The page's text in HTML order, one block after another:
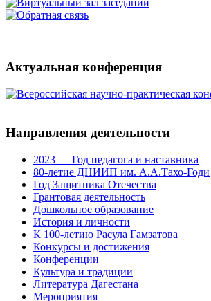
Актуальная конференция
Направления деятельности
2023 — Год педагога и наставника
80-летие ДНИИП им. А.А.Тахо-Годи
Год Защитника Отечества
Грантовая деятельность
Дошкольное образование
История и личности
К 100-летию Расула Гамзатова
Конкурсы и достижения
Конференции
Культура и традиции
Литература Дагестана
Мероприятия